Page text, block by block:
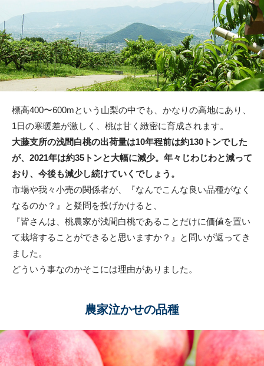
標高400〜600mという山梨の中でも、かなりの高地にあり、
1日の寒暖差が激しく、桃は甘く緻密に育成されます。
大藤支所の浅間白桃の出荷量は10年程前は約130トンでした
が、2021年は約35トンと大幅に減少。年々じわじわと減って
おり、今後も減少し続けていくでしょう。
市場や我々小売の関係者が、『なんでこんな良い品種がなく
なるのか？』と疑問を投げかけると、
『皆さんは、桃農家が浅間白桃であることだけに価値を置い
て栽培することができると思いますか？』と問いが返ってき
ました。
どういう事なのかそこには理由がありました。
農家泣かせの品種